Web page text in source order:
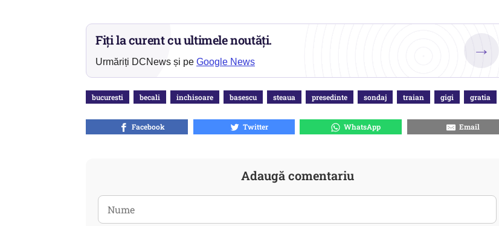
Fiți la curent cu ultimele noutăți.
Urmăriți DCNews și pe Google News
→
bucuresti becali inchisoare basescu steaua presedinte sondaj traian gigi gratia
Facebook Twitter WhatsApp Email
Adaugă comentariu